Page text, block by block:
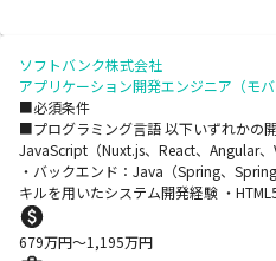
ソフトバンク株式会社
アプリケーション開発エンジニア（モ
■必須条件
■プログラミング言語 以下いずれかの
JavaScript（Nuxt.js、React、Angular、
・バックエンド：Java（Spring、
キルを用いたシステム開発経験 ・
679万円〜1,195万円